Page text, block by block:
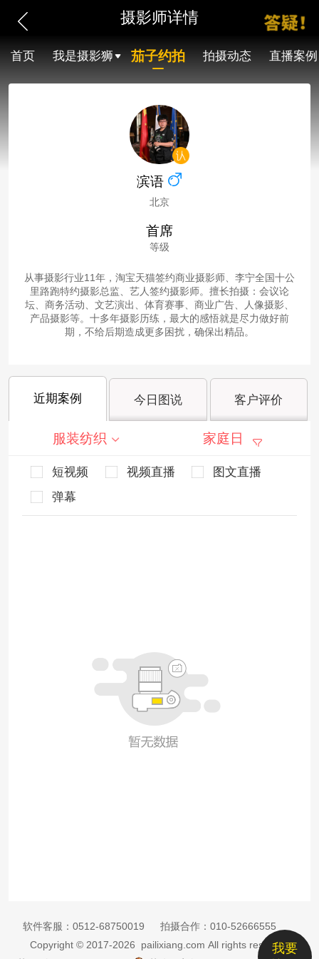
摄影师详情
首页 我是摄影狮 茄子约拍 拍摄动态 直播案例
滨语
北京
首席
等级
从事摄影行业11年，淘宝天猫签约商业摄影师、李宁全国十公
里路跑特约摄影总监、艺人签约摄影师。擅长拍摄：会议论
坛、商务活动、文艺演出、体育赛事、商业广告、人像摄影、
产品摄影等。十多年摄影历练，最大的感悟就是尽力做好前
期，不给后期造成更多困扰，确保出精品。
近期案例 今日图说 客户评价
服装纺织 家庭日
短视频 视频直播
图文直播
弹幕
我要
软件客服： 0512-68750019 拍摄合作： 010-52666555
Copyright © 2017-2026 pailixiang.com All rights reserved